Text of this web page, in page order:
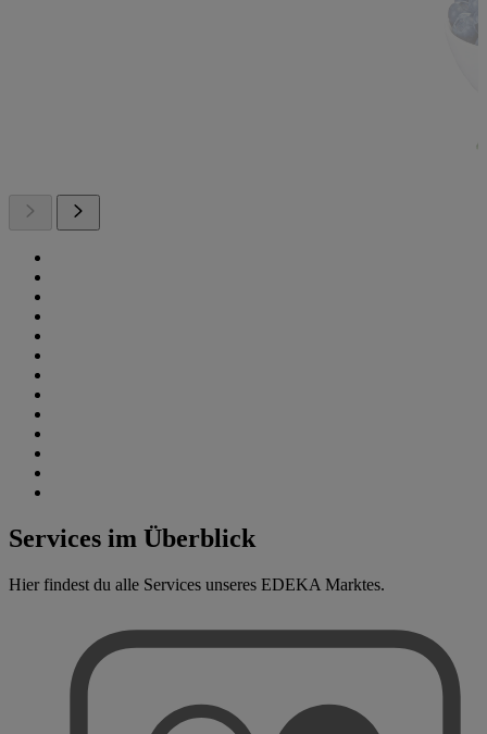
Services im Überblick
Hier findest du alle Services unseres EDEKA Marktes.